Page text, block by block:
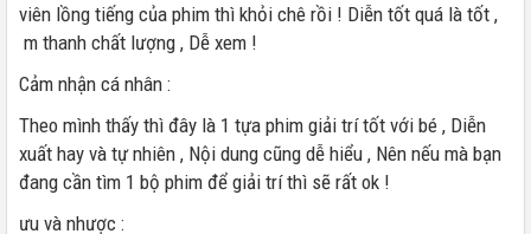
viên lồng tiếng của phim thì khỏi chê rồi ! Diễn tốt quá là tốt ,
m thanh chất lượng , Dễ xem !
Cảm nhận cá nhân :
Theo mình thấy thì đây là 1 tựa phim giải trí tốt với bé , Diễn
xuất hay và tự nhiên , Nội dung cũng dễ hiểu , Nên nếu mà bạn
đang cần tìm 1 bộ phim để giải trí thì sẽ rất ok !
ưu và nhược :